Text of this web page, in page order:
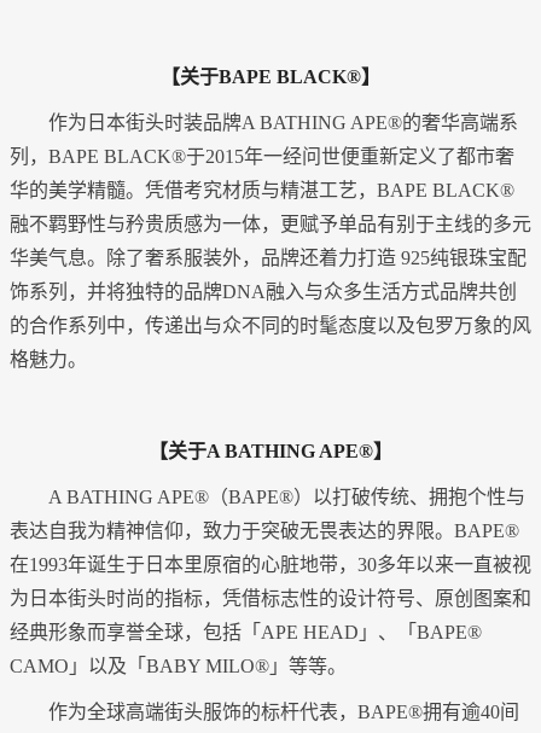
【关于BAPE BLACK®】
作为日本街头时装品牌A BATHING APE®的奢华高端系
列，BAPE BLACK®于2015年一经问世便重新定义了都市奢
华的美学精髓。凭借考究材质与精湛工艺，BAPE BLACK®
融不羁野性与矜贵质感为一体，更赋予单品有别于主线的多元
华美气息。除了奢系服装外，品牌还着力打造 925纯银珠宝配
饰系列，并将独特的品牌DNA融入与众多生活方式品牌共创
的合作系列中，传递出与众不同的时髦态度以及包罗万象的风
格魅力。
【关于A BATHING APE®】
A BATHING APE®（BAPE®）以打破传统、拥抱个性与
表达自我为精神信仰，致力于突破无畏表达的界限。BAPE®
在1993年诞生于日本里原宿的心脏地带，30多年以来一直被视
为日本街头时尚的指标，凭借标志性的设计符号、原创图案和
经典形象而享誉全球，包括「APE HEAD」、「BAPE®
CAMO」以及「BABY MILO®」等等。
作为全球高端街头服饰的标杆代表，BAPE®拥有逾40间